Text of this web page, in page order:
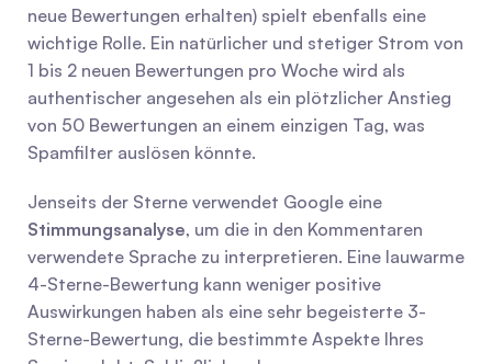
neue Bewertungen erhalten) spielt ebenfalls eine
wichtige Rolle. Ein natürlicher und stetiger Strom von
1 bis 2 neuen Bewertungen pro Woche wird als
authentischer angesehen als ein plötzlicher Anstieg
von 50 Bewertungen an einem einzigen Tag, was
Spamfilter auslösen könnte.
Stimmungsanalyse, um die in den Kommentaren
verwendete Sprache zu interpretieren. Eine lauwarme
4-Sterne-Bewertung kann weniger positive
Auswirkungen haben als eine sehr begeisterte 3-
Sterne-Bewertung, die bestimmte Aspekte Ihres